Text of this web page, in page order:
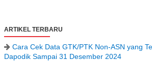
ARTIKEL TERBARU
Cara Cek Data GTK/PTK Non-ASN yang
Dapodik Sampai 31 Desember 2024